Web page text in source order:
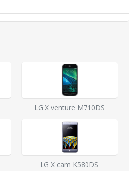
LG X venture M710DS
LG X cam K580DS